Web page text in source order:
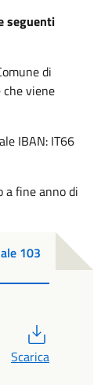
seguenti
di
viene
IBAN: IT66
fine anno di
103
Scarica